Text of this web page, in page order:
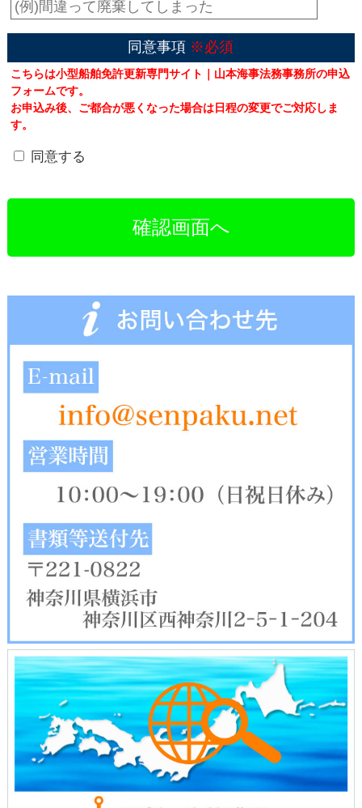
同意事項 ※必須
こちらは小型船舶免許更新専門サイト｜山本海事法務事務所の申込
フォームです。
お申込み後、ご都合が悪くなった場合は日程の変更でご対応しま
す。
同意する